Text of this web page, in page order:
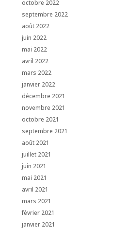
octobre 2022
septembre 2022
août 2022
juin 2022
mai 2022
avril 2022
mars 2022
janvier 2022
décembre 2021
novembre 2021
octobre 2021
septembre 2021
août 2021
juillet 2021
juin 2021
mai 2021
avril 2021
mars 2021
février 2021
janvier 2021